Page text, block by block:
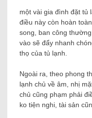
một vài gia đình đặt tủ
điều này còn hoàn
song, ban công
vào sẽ đẩy nhanh
thọ của tủ lạnh.
Ngoài ra, theo phong
lạnh chủ về âm, nhị
chủ cũng phạm phải
ko tiện nghi, tài sản